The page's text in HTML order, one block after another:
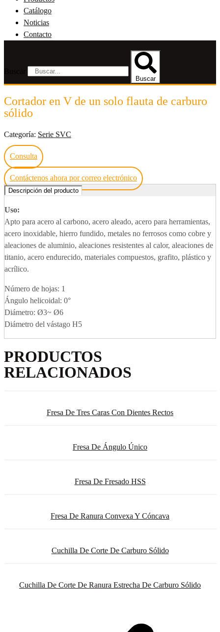
Catálogo
Noticias
Contacto
Buscar
Cortador en V de un solo flauta de carburo
sólido
Categoría: Serie SVC
Consulta
Contáctenos ahora por correo electrónico
Descripción del producto
Uso:
Apto para acero al carbono, acero aleado, acero para herramientas,
acero inoxidable, hierro fundido, metales no ferrosos como cobre y
aleaciones de aluminio, aleaciones resistentes al calor, aleaciones de
titanio, acero endurecido, materiales compuestos, grafito, plástico y
acrílico.
Número de hojas: 1
Ángulo helicoidal: 0°
Diámetro: Ø3~ Ø6
Diámetro del vástago H5
PRODUCTOS
RELACIONADOS
Fresa De Tres Caras Con Dientes Rectos
Fresa De Ángulo Único
Fresa De Fresado HSS
Fresa De Ranura Convexa Y Cóncava
Cuchilla De Corte De Carburo Sólido
Cuchilla De Corte De Ranura Estrecha De Carburo Sólido